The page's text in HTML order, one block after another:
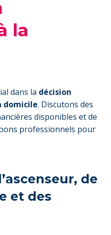
la
dans la décision
domicile. Discutons des
disponibles et de
professionnels pour
de
et des